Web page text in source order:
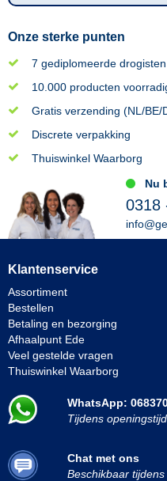
Onze sterke punten
7 gediplomeerde drogisten
10.000 producten
Gratis verzending (NL/BE/
Discrete verpakking
Thuiswinkel Waarborg
Nu
0318
Klantenservice
Assortiment
Bestellen
Betaling en bezorging
Afhaalpunt Ede
Veel gestelde vragen
Thuiswinkel Waarborg
WhatsApp:
Tijdens
Chat met ons
Beschikbaar